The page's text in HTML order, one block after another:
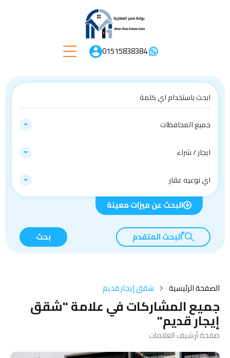
01515838384
جميع المحافظات
ايجار / شراء
اي نوعيه عقار
البحث عن ميزات معينة
البحث المتقدم بحث
الصفحة الرئيسية شقق إيجار قديم
جميع المشاركات في علامة "شقق
إيجار قديم"
صفحة أرشيف العلامات